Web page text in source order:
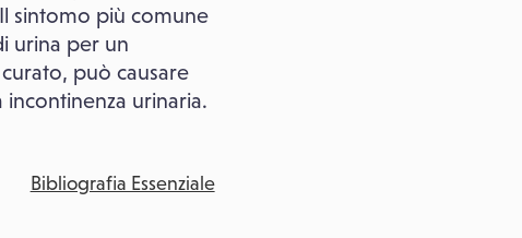
sintomo più comune
urina per un
può causare
incontinenza urinaria.
Bibliografia Essenziale